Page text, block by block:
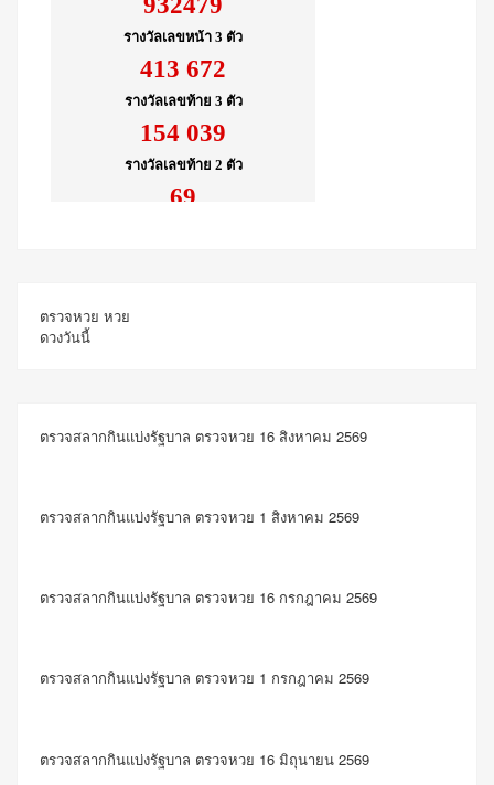
ตรวจหวย หวย
ดวงวันนี้
ตรวจสลากกินแบ่งรัฐบาล ตรวจหวย 16 สิงหาคม 2569
ตรวจสลากกินแบ่งรัฐบาล ตรวจหวย 1 สิงหาคม 2569
ตรวจสลากกินแบ่งรัฐบาล ตรวจหวย 16 กรกฎาคม 2569
ตรวจสลากกินแบ่งรัฐบาล ตรวจหวย 1 กรกฎาคม 2569
ตรวจสลากกินแบ่งรัฐบาล ตรวจหวย 16 มิถุนายน 2569